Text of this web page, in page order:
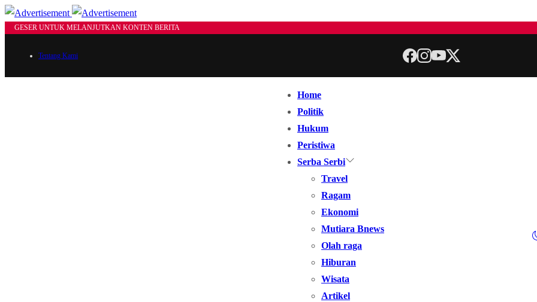
GESER UNTUK MELANJUTKAN KONTEN BERITA
Tentang Kami
Home
Politik
Hukum
Peristiwa
Serba Serbi
Travel
Ragam
Ekonomi
Mutiara Bnews
Olah raga
Hiburan
Wisata
Artikel